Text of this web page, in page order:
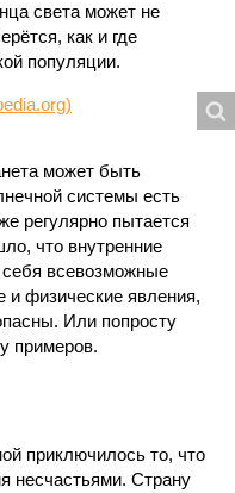
света может не
как и где
популяции.
может быть
системы есть
регулярно пытается
что внутренние
всевозможные
и физические явления,
Или попросту
примеров.
приключилось то, что
несчастьями. Страну